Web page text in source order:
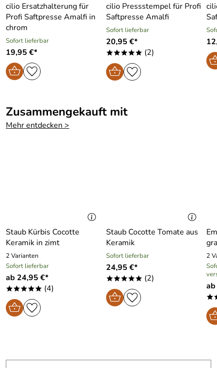
cilio Ersatzhalterung für
Profi Saftpresse Amalfi in
chrom
Sofort lieferbar
19,95 €*
cilio Pressstempel für Profi
Saftpresse Amalfi
Sofort lieferbar
20,95 €*
***** (2)
Zusammengekauft mit
Mehr entdecken >
Staub Kürbis Cocotte
Keramik in zimt
2 Varianten
Sofort lieferbar
ab 24,95 €*
***** (4)
Staub Cocotte Tomate aus
Keramik
Sofort lieferbar
24,95 €*
***** (2)
2